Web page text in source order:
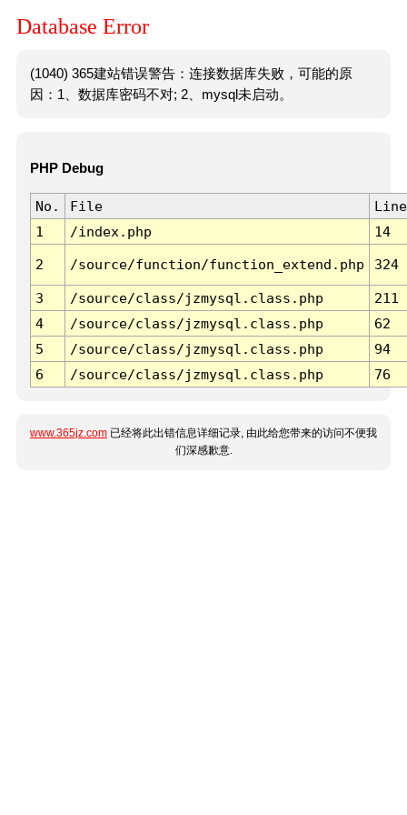
Database Error
(1040) 365建站错误警告：连接数据库失败，可能的原
因：1、数据库密码不对; 2、mysql未启动。
PHP Debug
No. File
Line
1
/index.php 14
2 /source/function/function_extend.php 324
3 /source/class/jzmysql.class.php
211
4
/source/class/jzmysql.class.php
62
5
/source/class/jzmysql.class.php
94
6
/source/class/jzmysql.class.php 76
www.365jz.com 已经将此出错信息详细记录, 由此给您带来的访问不便我
们深感歉意.